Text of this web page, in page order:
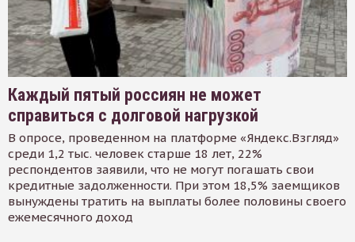
Каждый пятый россиян не может
справиться с долговой нагрузкой
В опросе, проведенном на платформе «Яндекс.Взгляд»
среди 1,2 тыс. человек старше 18 лет, 22%
респондентов заявили, что не могут погашать свои
кредитные задолженности. При этом 18,5% заемщиков
вынуждены тратить на выплаты более половины своего
ежемесячного доход